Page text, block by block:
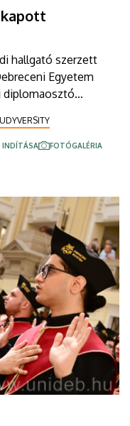
hallgató szerzett
Egyetem
diplomaosztó
hangsúlyozta,
minden
INDÍTÁSA FOTÓGALÉRIA